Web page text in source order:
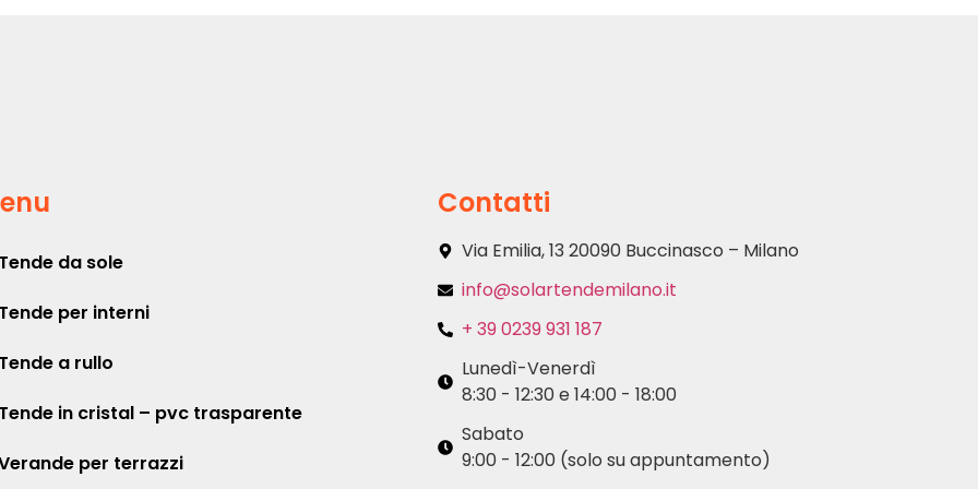
Tende da sole
Tende per interni
Tende a rullo
Tende in cristal – pvc trasparente
per terrazzi
Contatti
Via Emilia, 13 20090 Buccinasco – Milano
info@solartendemilano.it
+ 39 0239 931 187
Lunedì-Venerdì
8:30 - 12:30 e 14:00 - 18:00
Sabato
9:00 - 12:00 (solo su appuntamento)